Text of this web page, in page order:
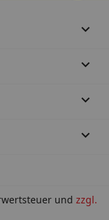




und zzgl.